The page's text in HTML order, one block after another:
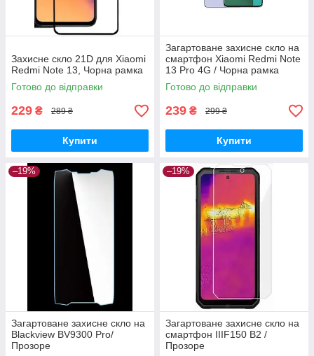
Захисне скло 21D для Xiaomi
Redmi Note 13, Чорна рамка
Готово до відправки
229 ₴ 289 ₴
Купити
Загартоване захисне скло на
смартфон Xiaomi Redmi Note
13 Pro 4G / Чорна рамка
Готово до відправки
239 ₴ 299 ₴
Купити
–19%
Загартоване захисне скло на
Blackview BV9300 Pro/
Прозоре
–19%
Загартоване захисне скло на
смартфон IIIF150 B2 /
Прозоре